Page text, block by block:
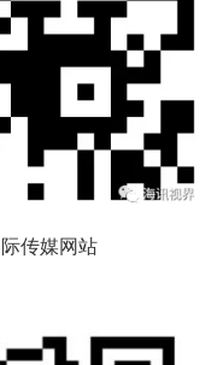
传媒网站